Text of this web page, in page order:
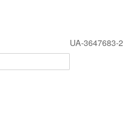
UA-3647683-2